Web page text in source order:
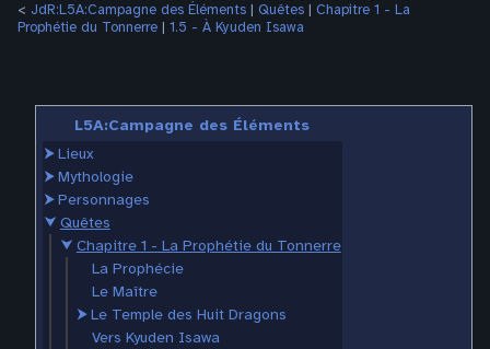
< JdR:L5A:Campagne des Éléments ‎ | Quêtes ‎ | Chapitre 1 - La
Prophétie du Tonnerre ‎ | 1.5 - À Kyuden Isawa
L5A:Campagne des Éléments
⮞Lieux
⮞Mythologie
⮞Personnages
⮟ Quêtes
⮟ Chapitre 1 - La Prophétie du Tonnerre
La Prophécie
Le Maître
⮞Le Temple des Huit Dragons
Vers Kyuden Isawa